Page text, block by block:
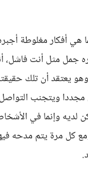
هي أفكار مغلوطة
جمل مثل أنت
يعتقد أن تلك
ويتجنب
لديه وإنما في
كل مرة يتم مدحه